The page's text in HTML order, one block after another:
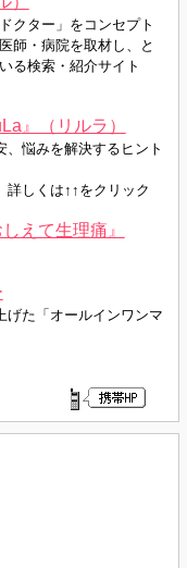
ドクター」をコンセプト
師・病院を取材し、
と
いる検索・紹介サイト
』（リルラ）
悩みを解決するヒント
詳しくは↑↑をクリック
えて生理痛』
げた「オールインワンマ